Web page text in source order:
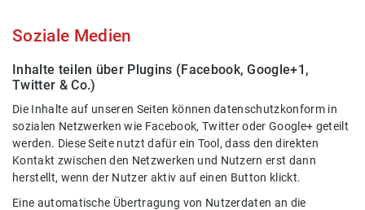
Soziale Medien
Inhalte teilen über Plugins (Facebook, Google+1,
Twitter & Co.)
Die Inhalte auf unseren Seiten können datenschutzkonform in
sozialen Netzwerken wie Facebook, Twitter oder Google+ geteilt
werden. Diese Seite nutzt dafür ein Tool, dass den direkten
Kontakt zwischen den Netzwerken und Nutzern erst dann
herstellt, wenn der Nutzer aktiv auf einen Button klickt.
Eine automatische Übertragung von Nutzerdaten an die